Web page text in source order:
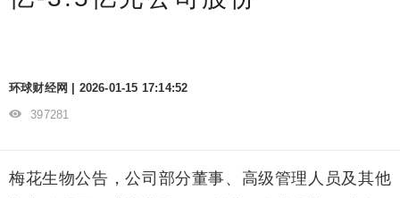
环球财经网 | 2026-01-15 17:14:52
397281
梅花生物公告，公司部分董事、高级管理人员及其他